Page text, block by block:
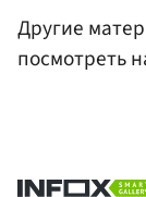
Другие
посмотреть